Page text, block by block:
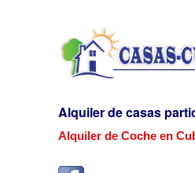
Alquiler de casas
Alquiler de Coche en